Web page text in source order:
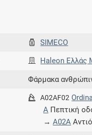
SIMECO
Haleon Ελλάς
Φάρμακα
A02AF02
A Πεπτική
→A02A